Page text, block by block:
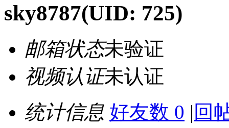
sky8787(UID: 725)
邮箱状态未验证
视频认证未认证
统计信息 好友数 0 | 回